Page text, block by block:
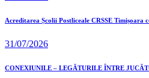
Acreditarea Școlii Postliceale CRSSE
31/07/2026
CONEXIUNILE – LEGĂTURILE ÎNTRE